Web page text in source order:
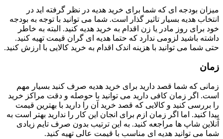
میزان بودجه ای که شما برای خرید هدیه در نظر گرفته اید در
انتخاب هدیه بسیار تاثیر گذار است. شما می توانید با توجه به بودجه
خود برای روز مادر یا زن اقدام به خرید هدیه کنید. البته به خاطر
داشته باشید لزومی ندارد که حتما هدیه ای گران قیمت تهیه کنید.
حتی شما می توانید با هزینه اندک اقدام به خرید کالایی با ارزش کنید.
زمان
زمانی که شما قصد دارید برای خرید هدیه صرف کنید بسیار مهم
است. اگر زمان کافی دارید می توانید با حوصله و دقت مراکز خرید
را بررسی کنید و کالایی که قصد خرید آن را دارید با بهترین قیمت
پیدا کنید. اما اگر زمان ازم برای انجان این کار را ندارید بهتر است به
آنلاین شاپ ها مراجعه کنید. به این ترتیب بدون صرف تایم زیادی
شما می توانید هدیه ای مناسب با قیمت عالی تهیه کنید.